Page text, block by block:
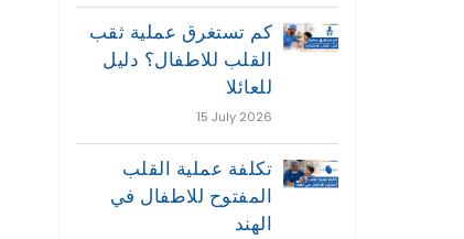
كم تستغرق عملية ثقب
القلب للاطفال؟ دليل
للعائلا
15 July 2026
تكلفة عملية القلب
المفتوح للاطفال في
الهند